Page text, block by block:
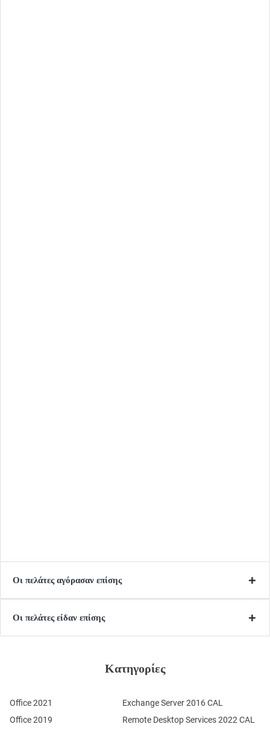
Οι πελάτες αγόρασαν επίσης
Οι πελάτες είδαν επίσης
Κατηγορίες
Office 2021
Office 2019
Remote Desktop Services 2022 CAL
Exchange Server 2016 CAL